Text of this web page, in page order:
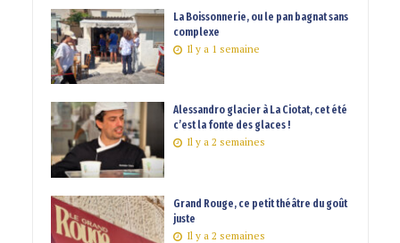
La Boissonnerie, ou le pan bagnat sans
complexe
Il y a 1 semaine
Alessandro glacier à La Ciotat, cet été
c’est la fonte des glaces !
Il y a 2 semaines
Grand Rouge, ce petit théâtre du goût
juste
Il y a 2 semaines